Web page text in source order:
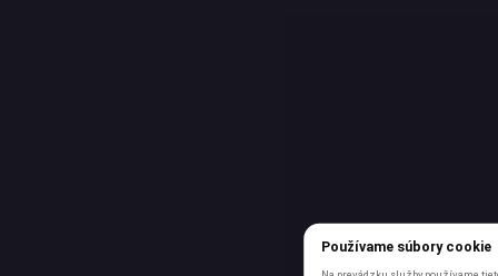
Používame súbory cookie